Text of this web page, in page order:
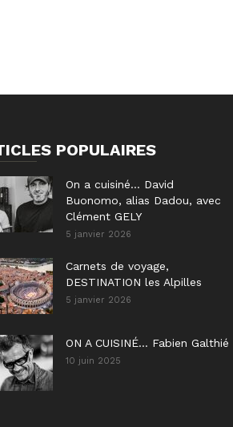
POPULAIRES
On a cuisiné… David
Buonomo, alias Dadou, avec
Clément GELY
5 janvier 2026
Carnets de voyage,
DESTINATION les Alpilles
5 janvier 2026
ON A CUISINÉ… Fabien Galthié
10 juin 2025